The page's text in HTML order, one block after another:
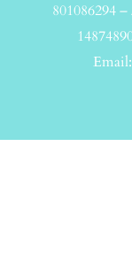
801086294